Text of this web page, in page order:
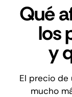
Qué
los
y
El precio
mucho